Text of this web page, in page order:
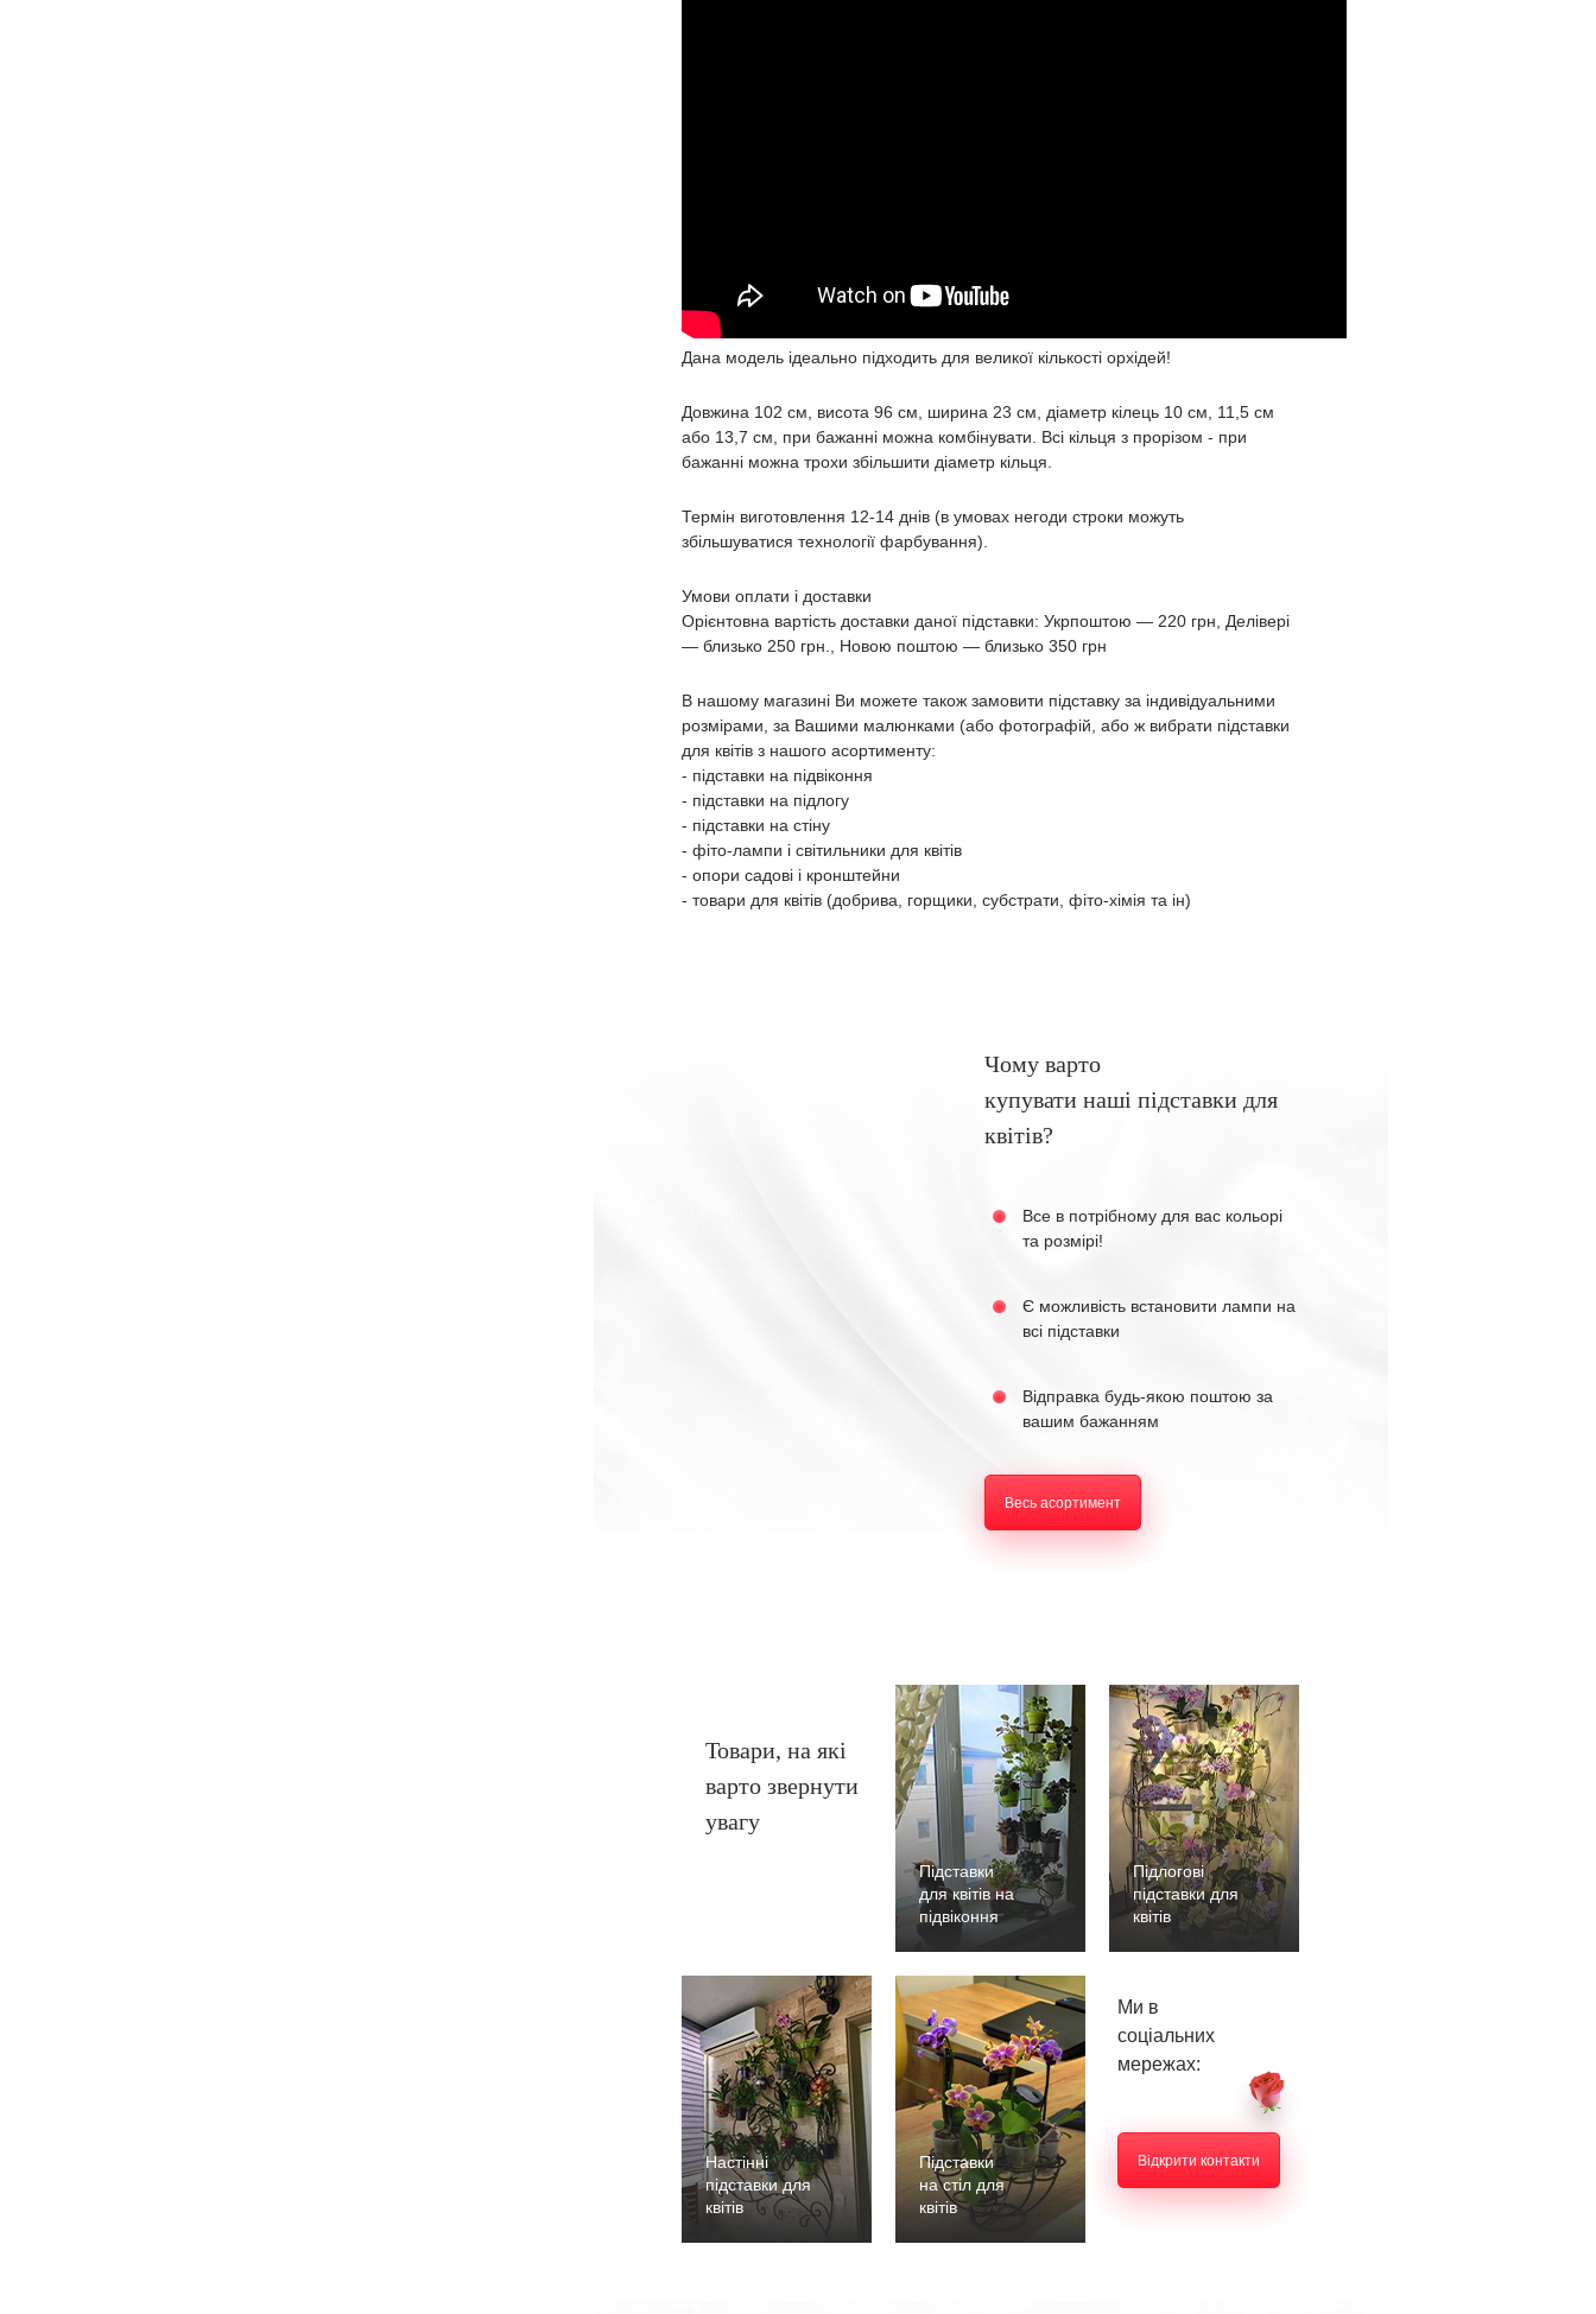
Дана модель ідеально підходить для великої кількості орхідей!
Довжина 102 см, висота 96 см, ширина 23 см, діаметр кілець 10 см, 11,5 см
або 13,7 см, при бажанні можна комбінувати. Всі кільця з прорізом - при
бажанні можна трохи збільшити діаметр кільця.
Термін виготовлення 12-14 днів (в умовах негоди строки можуть
збільшуватися технології фарбування).
Умови оплати і доставки
Орієнтовна вартість доставки даної підставки: Укрпоштою ― 220 грн, Делівері
― близько 250 грн., Новою поштою ― близько 350 грн
В нашому магазині Ви можете також замовити підставку за індивідуальними
розмірами, за Вашими малюнками (або фотографій, або ж вибрати підставки
для квітів з нашого асортименту:
- підставки на підвіконня
- підставки на підлогу
- підставки на стіну
- фіто-лампи і світильники для квітів
- опори садові і кронштейни
- товари для квітів (добрива, горщики, субстрати, фіто-хімія та ін)
Чому варто
купувати наші підставки для
квітів?
Все в потрібному для вас кольорі
та розмірі!
Є можливість встановити лампи на
всі підставки
Відправка будь-якою поштою за
вашим бажанням
Весь асортимент
Товари, на які
варто звернути
увагу
Підставки
для квітів на
підвіконня
Підлогові
підставки для
квітів
Настінні
підставки для
квітів
Підставки
на стіл для
квітів
Ми в
соціальних
мережах:
Відкрити контакти